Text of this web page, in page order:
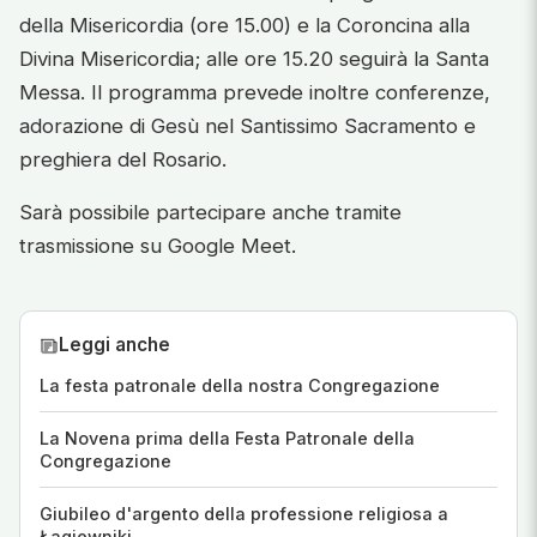
della Misericordia (ore 15.00) e la Coroncina alla
Divina Misericordia; alle ore 15.20 seguirà la Santa
Messa. Il programma prevede inoltre conferenze,
adorazione di Gesù nel Santissimo Sacramento e
preghiera del Rosario.
Sarà possibile partecipare anche tramite
trasmissione su Google Meet.
Leggi anche
La festa patronale della nostra Congregazione
La Novena prima della Festa Patronale della
Congregazione
Giubileo d'argento della professione religiosa a